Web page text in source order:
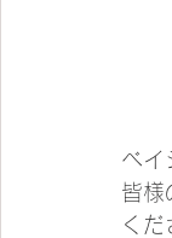
ベイ
皆様
くだ